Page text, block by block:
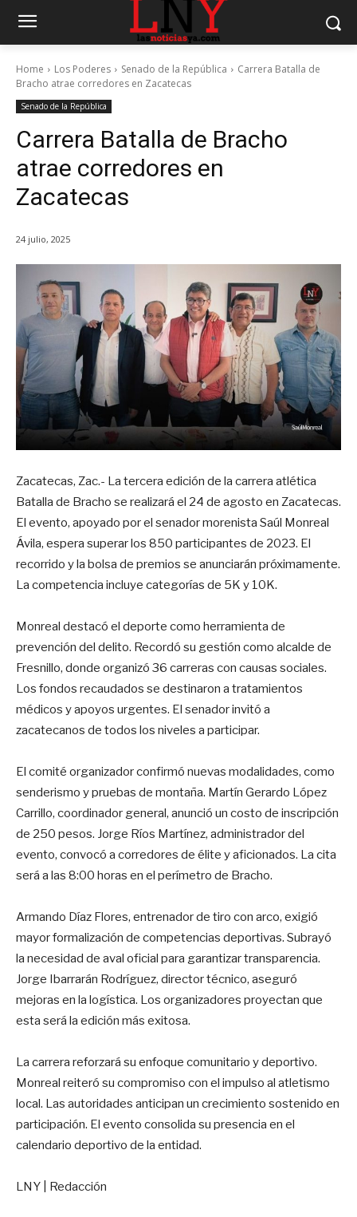
Home Los Poderes Senado de la República
Carrera Batalla de
Bracho atrae corredores en Zacatecas
Senado de la República
Carrera Batalla de Bracho
atrae corredores en
Zacatecas
24 julio, 2025
Zacatecas, Zac.- La tercera edición de la carrera atlética
Batalla de Bracho se realizará el 24 de agosto en Zacatecas.
El evento, apoyado por el senador morenista Saúl Monreal
Ávila, espera superar los 850 participantes de 2023. El
recorrido y la bolsa de premios se anunciarán próximamente.
La competencia incluye categorías de 5K y 10K.
Monreal destacó el deporte como herramienta de
prevención del delito. Recordó su gestión como alcalde de
Fresnillo, donde organizó 36 carreras con causas sociales.
Los fondos recaudados se destinaron a tratamientos
médicos y apoyos urgentes. El senador invitó a
zacatecanos de todos los niveles a participar.
El comité organizador confirmó nuevas modalidades, como
senderismo y pruebas de montaña. Martín Gerardo López
Carrillo, coordinador general, anunció un costo de inscripción
de 250 pesos. Jorge Ríos Martínez, administrador del
evento, convocó a corredores de élite y aficionados. La cita
será a las 8:00 horas en el perímetro de Bracho.
Armando Díaz Flores, entrenador de tiro con arco, exigió
mayor formalización de competencias deportivas. Subrayó
la necesidad de aval oficial para garantizar transparencia.
Jorge Ibarrarán Rodríguez, director técnico, aseguró
mejoras en la logística. Los organizadores proyectan que
esta será la edición más exitosa.
La carrera reforzará su enfoque comunitario y deportivo.
Monreal reiteró su compromiso con el impulso al atletismo
local. Las autoridades anticipan un crecimiento sostenido en
participación. El evento consolida su presencia en el
calendario deportivo de la entidad.
LNY | Redacción